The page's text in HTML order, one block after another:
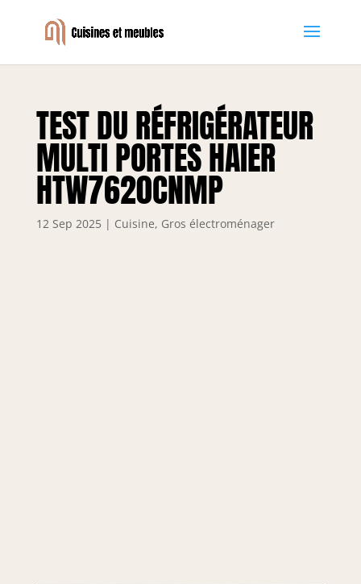
TEST DU RÉFRIGÉRATEUR
MULTI PORTES HAIER
HTW7620CNMP
12 Sep 2025 | Cuisine, Gros électroménager